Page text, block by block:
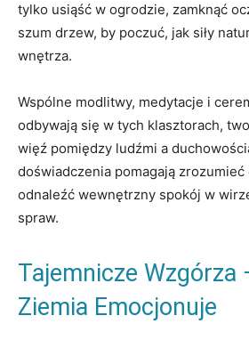
tylko usiąść w ogrodzie, zamknąć
szum drzew, by poczuć, jak siły
wnętrza.
Wspólne modlitwy,‌ medytacje i
odbywają się w tych klasztorach,
więź pomiędzy ludźmi‍ a
doświadczenia pomagają zrozumieć
odnaleźć wewnętrzny​ spokój‍ w‍
spraw.
Tajemnicze Wzgórza
Ziemia Emocjonuje